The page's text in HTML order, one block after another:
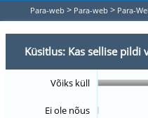
Para-web > Para-web > Para-
Küsitlus: Kas sellise pildi
Võiks küll
Ei ole nõus